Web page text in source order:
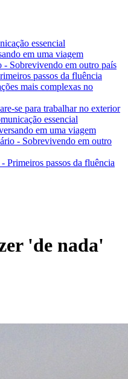
essencial
em uma viagem
- Sobrevivendo em outro país
passos da fluência
mais complexas no
se para trabalhar no exterior
essencial
em uma viagem
- Sobrevivendo em outro
Primeiros passos da fluência
'de nada'